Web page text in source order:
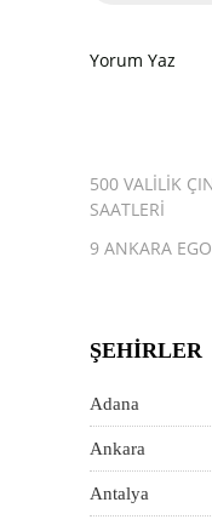
Yorum Yaz
500 VALILIK
SAATLERI
2019 ANKARA
ŞEHIRLER
Adana
Ankara
Antalya